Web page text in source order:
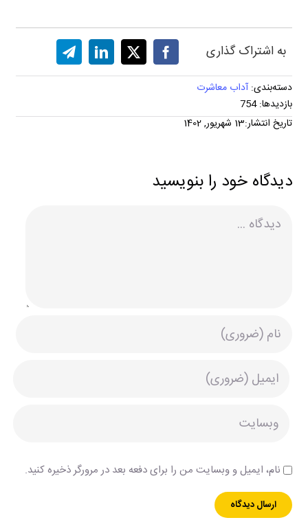
به اشتراک گذاری
دسته‌بندی:آداب معاشرت
بازدیدها: 754
تاریخ انتشار:13 شهریور, 1402
دیدگاه خود را بنویسید
نام، ایمیل و وبسایت من را برای دفعه بعد در مرورگر ذخیره کنید.